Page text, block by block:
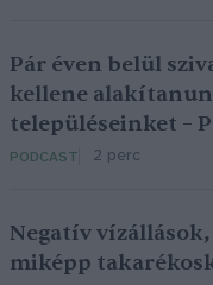
Pár éven belül
kellene
településeinket –
PODCAST 2 perc
Negatív
miképp